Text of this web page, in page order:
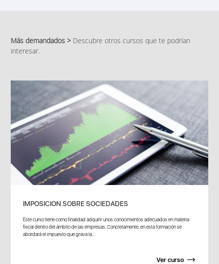
Más demandados > Descubre otros cursos que te podrían
interesar.
IMPOSICION SOBRE SOCIEDADES
Este curso tiene como finalidad adquirir unos conocimientos adecuados en materia
fiscal dentro del ámbito de las empresas. Concretamente, en esta formación se
abordará el impuesto que grava la...
Ver curso